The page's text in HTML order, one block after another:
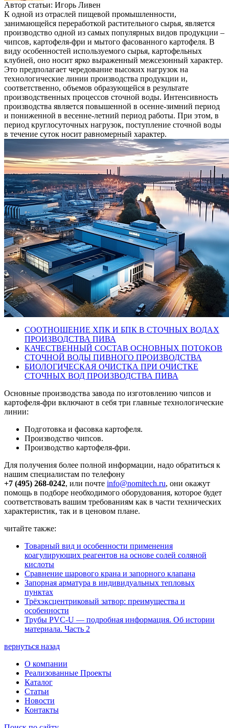
Автор статьи: Игорь Ливен
К одной из отраслей пищевой промышленности,
занимающейся переработкой растительного сырья, является
производство одной из самых популярных видов продукции –
чипсов, картофеля-фри и мытого фасованного картофеля. В
виду особенностей используемого сырья, картофельных
клубней, оно носит ярко выраженный межсезонный характер.
Это предполагает чередование высоких нагрузок на
технологические линии производства продукции и,
соответственно, объемов образующейся в результате
производственных процессов сточной воды. Интенсивность
производства является повышенной в осенне-зимний период
и пониженной в весенне-летний период работы. При этом, в
период круглосуточных нагрузок, поступление сточной воды
в течение суток носит равномерный характер.
СООТНОШЕНИЕ ХПК И БПК В СТОЧНЫХ ВОДАХ
ПРОИЗВОДСТВА ПИВА
КАЧЕСТВЕННЫЙ СОСТАВ ОСНОВНЫХ ПОТОКОВ
СТОЧНОЙ ВОДЫ ПИВНОГО ПРОИЗВОДСТВА
БИОЛОГИЧЕСКАЯ ОЧИСТКА ПРИ ОЧИСТКЕ
СТОЧНЫХ ВОД ПРОИЗВОДСТВА ПИВА
Основные производства завода по изготовлению чипсов и
картофеля-фри включают в себя три главные технологические
линии:
Подготовка и фасовка картофеля.
Производство чипсов.
Производство картофеля-фри.
Для получения более полной информации, надо обратиться к
нашим специалистам по телефону
+7 (495) 268-0242, или почте info@nomitech.ru, они окажут
помощь в подборе необходимого оборудования, которое будет
соответствовать вашим требованиям как в части технических
характеристик, так и в ценовом плане.
читайте также:
Товарный вид и особенности применения
коагулирующих реагентов на основе солей соляной
кислоты
Сравнение шарового крана и запорного клапана
Запорная арматура в индивидуальных тепловых
пунктах
Трёхэксцентриковый затвор: преимущества и
особенности
Трубы PVC-U — подробная информация. Об истории
материала. Часть 2
вернуться назад
О компании
Реализованные Проекты
Каталог
Статьи
Новости
Контакты